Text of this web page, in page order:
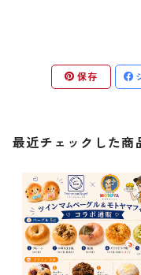
保存
最近チェックした商